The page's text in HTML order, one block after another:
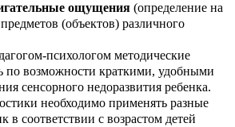
ощущения (определение на
(объектов) различного
психологом методические
возможности краткими, удобными
сенсорного недоразвития ребенка.
необходимо применять разные
соответствии с возрастом детей